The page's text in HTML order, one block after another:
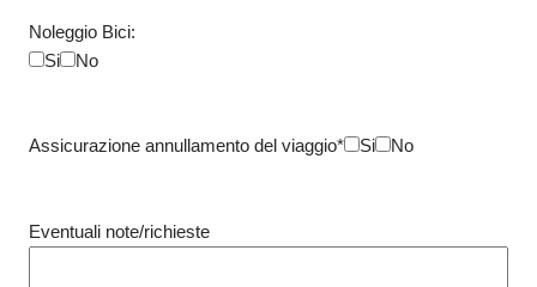
Noleggio Bici:
Si
No
Assicurazione annullamento del viaggio* Si No
Eventuali note/richieste